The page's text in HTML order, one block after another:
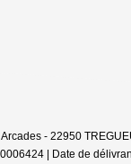
- 22950
| Date de